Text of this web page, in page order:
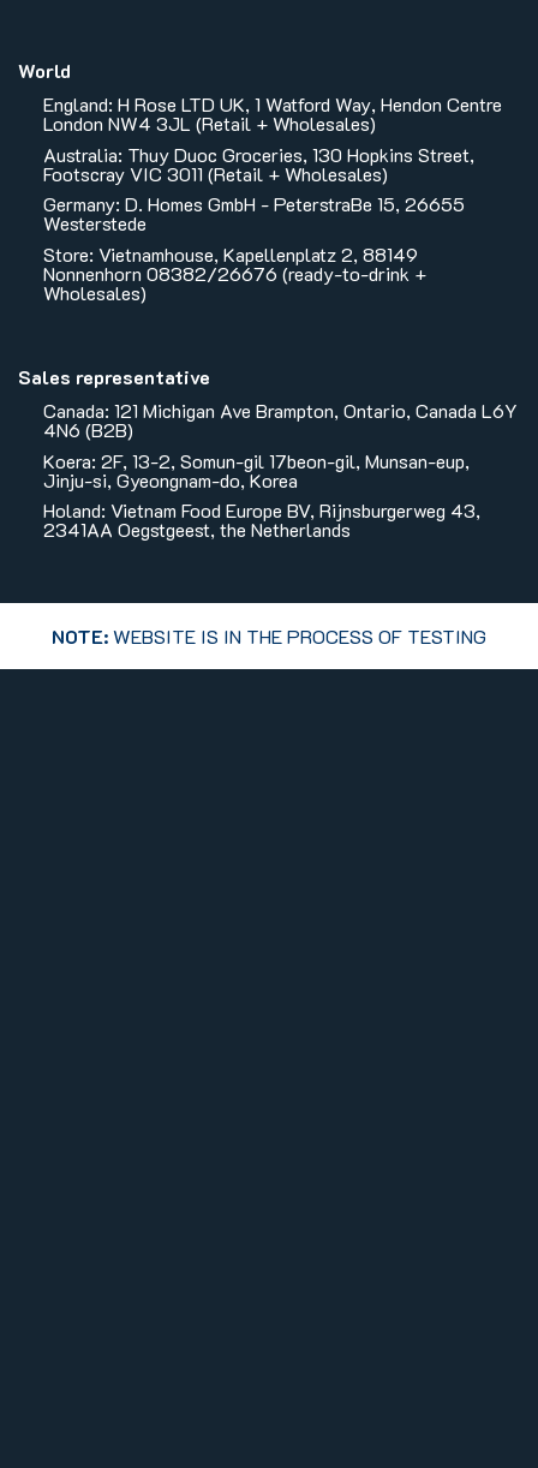
World
England: H Rose LTD UK, 1 Watford Way, Hendon Centre
London NW4 3JL (Retail + Wholesales)
Australia: Thuy Duoc Groceries, 130 Hopkins Street,
Footscray VIC 3011 (Retail + Wholesales)
Germany: D. Homes GmbH - PeterstraBe 15, 26655
Westerstede
Store: Vietnamhouse, Kapellenplatz 2, 88149
Nonnenhorn 08382/26676 (ready-to-drink +
Wholesales)
Sales representative
Canada: 121 Michigan Ave Brampton, Ontario, Canada L6Y
4N6 (B2B)
Koera: 2F, 13-2, Somun-gil 17beon-gil, Munsan-eup,
Jinju-si, Gyeongnam-do, Korea
Holand: Vietnam Food Europe BV, Rijnsburgerweg 43,
2341AA Oegstgeest, the Netherlands
NOTE:WEBSITE IS IN THE PROCESS OF TESTING